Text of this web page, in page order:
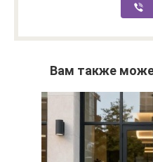
Вам также